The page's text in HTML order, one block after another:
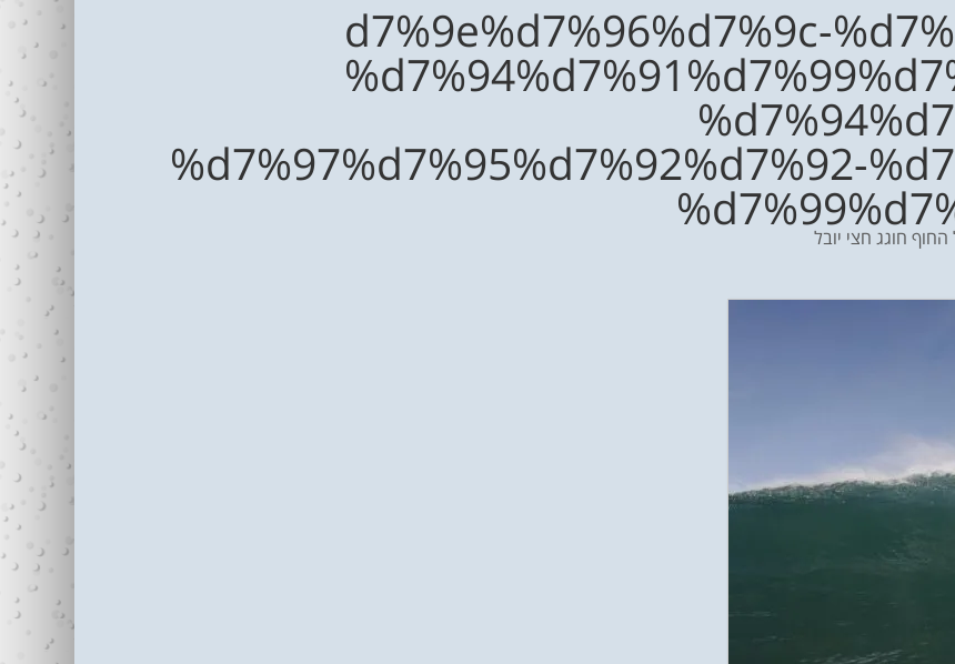
%d7%9e%d7%96%d7%9c-
%d7%97%d7%95%d7%92%d7%92-
חוגג חצי יובל